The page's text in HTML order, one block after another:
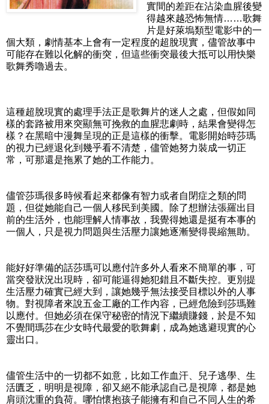
實間的差距在沾染血腥後變
得越來越恐怖無情……歌舞
片是好萊塢類型電影中的一
個大類，劇情基本上會有一定程度的超脫現實，儘管故事中
可能存在難以化解的衝突，但這些衝突最後大抵可以用快樂
歌舞秀嚕過去。
這種超脫現實的處理手法正是歌舞片的迷人之處，但假如同
樣的套路被用來突顯無可挽救的血腥悲劇時，結果會變得怎
樣？在黑暗中漫舞呈現的正是這樣的衝擊。電影開始時莎瑪
的視力已經退化到幾乎看不清楚，儘管她努力裝成一切正
常，可那還是拖累了她的工作能力。
儘管莎瑪很多時候看起來都像有智力或者自閉症之類的問
題，但從她能自己一個人移民到美國。除了想辦法張羅出目
前的生活外，也能理解人情事故，我覺得她還是挺有本事的
一個人，只是視力問題與生活壓力讓她逐漸變得畏縮無助。
能好好準備的話莎瑪可以應付許多外人看來不簡單的事，可
當突發狀況出現時，卻可能逼得她犯錯且不斷失控。更別提
生活壓力確實已經大到，讓她幾乎無法接受目標以外的人事
物。對視障者來說五金工廠的工作內容，已經危險到莎瑪難
以應付。但她必須在保守秘密的情況下繼續賺錢，於是不知
不覺間瑪莎在少女時代最愛的歌舞劇，成為她逃避現實的心
靈出口。
儘管生活中的一切都不如意，比如工作血汗、兒子逃學、生
活匱乏，明明是視障，卻又絕不能承認自己是視障，都是她
肩頭沈重的負荷。哪怕懷抱孩子能擁有和自己不同人生的希